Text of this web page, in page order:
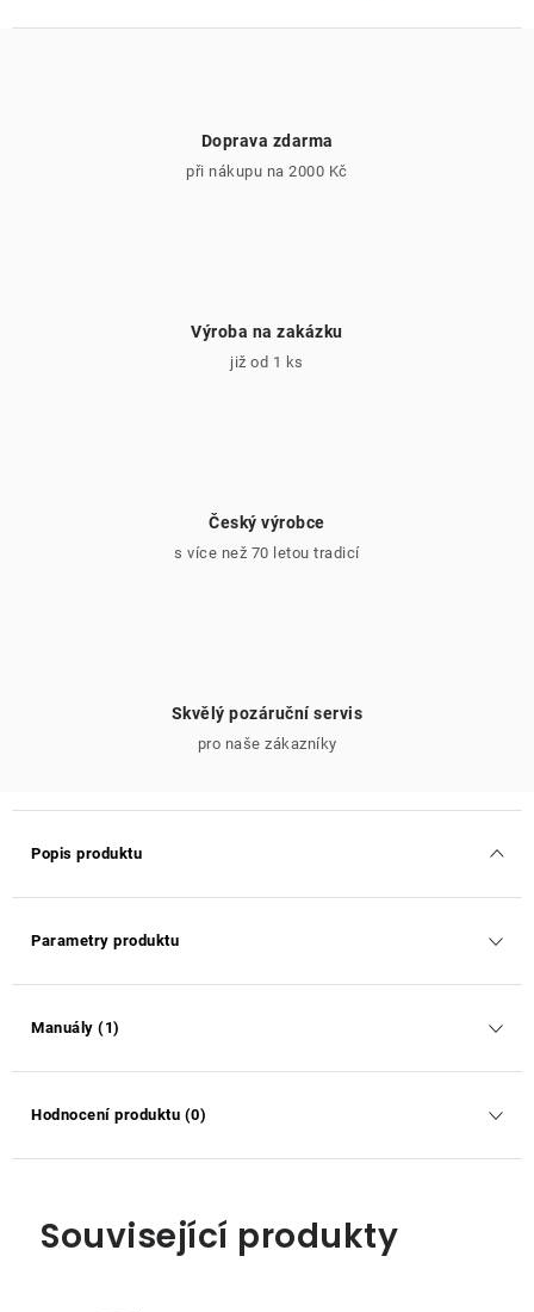
Doprava zdarma
při nákupu na 2000 Kč
Výroba na zakázku
již od 1 ks
Český výrobce
s více než 70 letou tradicí
Skvělý pozáruční servis
pro naše zákazníky
Popis produktu
Parametry produktu
Manuály (1)
Hodnocení produktu (0)
Související produkty